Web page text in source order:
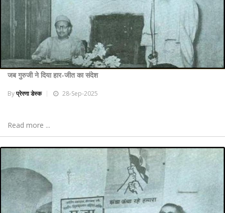
जब गुरुजी ने दिया हार-जीत का संदेश
Byप्रेरणा डेस्क 28-Sep-2025
Read more ...